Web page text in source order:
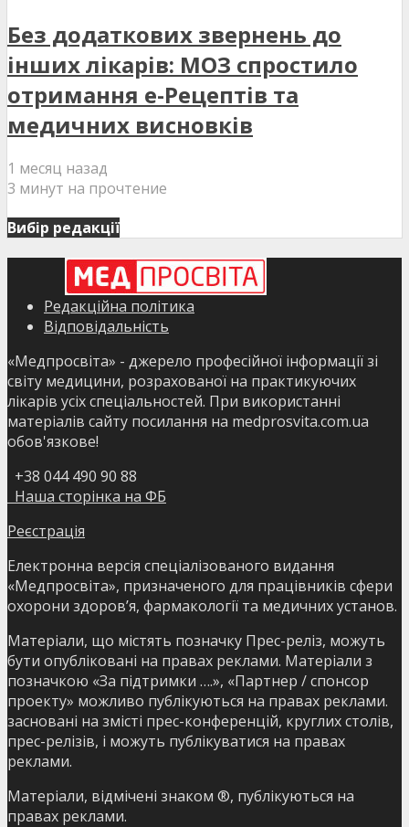
Без додаткових звернень до
інших лікарів: МОЗ спростило
отримання е-Рецептів та
медичних висновків
1 месяц назад
3 минут на прочтение
Вибір редакції
Редакційна політика
Відповідальність
«Медпросвіта» - джерело професійної інформації зі
світу медицини, розрахованої на практикуючих
лікарів усіх спеціальностей. При використанні
матеріалів сайту посилання на medprosvita.com.ua
обов'язкове!
+38 044 490 90 88
Наша сторінка на ФБ
Реєстрація
Електронна версія спеціалізованого видання
«Медпросвіта», призначеного для працівників сфери
охорони здоров’я, фармакології та медичних установ.
Матеріали, що містять позначку Прес-реліз, можуть
бути опубліковані на правах реклами. Матеріали з
позначкою «За підтримки ….», «Партнер / спонсор
проекту» можливо публікуються на правах реклами.
засновані на змісті прес-конференцій, круглих столів,
прес-релізів, і можуть публікуватися на правах
реклами.
Матеріали, відмічені знаком ®, публікуються на
правах реклами.